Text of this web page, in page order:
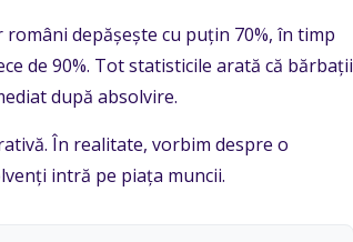
depășește cu puțin 70%, în timp
de 90%. Tot statisticile arată că bărbații
după absolvire.
În realitate, vorbim despre o
intră pe piața muncii.